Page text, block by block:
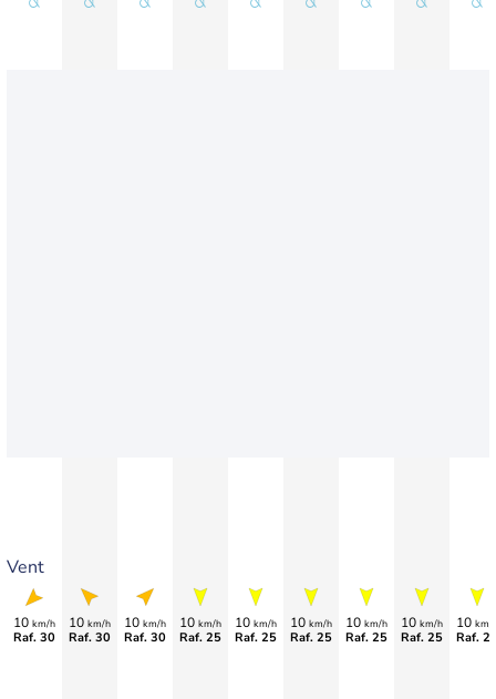
Vent
10 km/h
Raf. 30
10 km/h
Raf. 30
10 km/h
Raf. 30
10 km/h
Raf. 25
10 km/h
Raf. 25
10 km/h
Raf. 25
10 km/h
Raf. 25
10 km/h
Raf. 25
10 km/
Raf.